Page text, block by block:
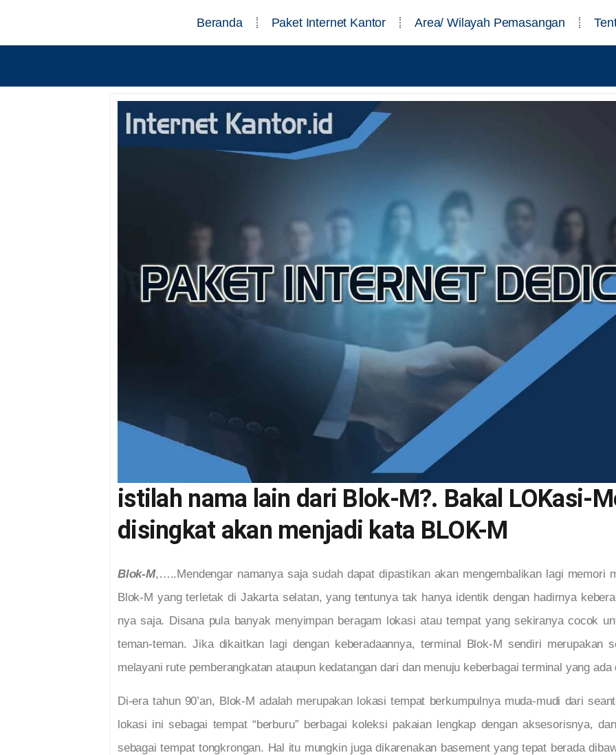
Beranda Paket Internet Kantor Area/ Wilayah Pemasangan
istilah nama lain dari Blok-M?. Bakal LOKasi-
disingkat akan menjadi kata BLOK-M
Blok-M,…..Mendengar namanya saja sudah dapat dipastikan akan mengembalikan lagi memori
Blok-M yang terletak di Jakarta selatan, yang tentunya tak hanya identik dengan hadirnya
nya saja. Disana pula banyak menyimpan beragam lokasi atau tempat yang sekiranya cocok
teman-teman. Jika dikaitkan lagi dengan keberadaannya, terminal Blok-M sendiri merupakan
melayani rute pemberangkatan ataupun kedatangan dari dan menuju keberbagai terminal yang
Di-era tahun 90’an, Blok-M adalah merupakan lokasi tempat berkumpulnya muda-mudi dari
lokasi ini sebagai tempat “berburu” berbagai koleksi pakaian lengkap dengan aksesorisnya,
sebagai tempat tongkrongan. Hal itu mungkin juga dikarenakan basement yang tepat berada